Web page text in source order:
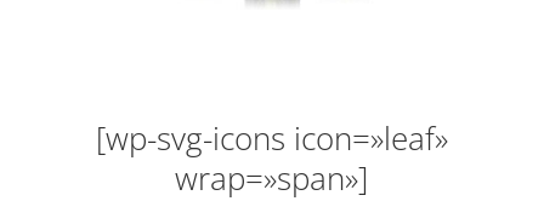
[wp-svg-icons icon=»leaf»
wrap=»span»]